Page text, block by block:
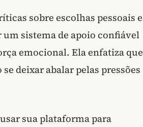
sobre escolhas pessoais e
sistema de apoio confiável
emocional. Ela enfatiza que
deixar abalar pelas pressões
sua plataforma para